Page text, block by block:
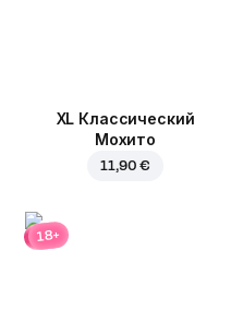
XL Классический
Мохито
11,90 €
18+